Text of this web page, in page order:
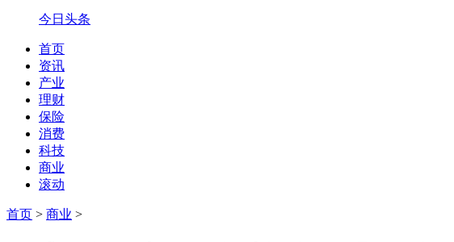
今日头条
首页
资讯
产业
理财
保险
消费
科技
商业
滚动
首页 > 商业 >